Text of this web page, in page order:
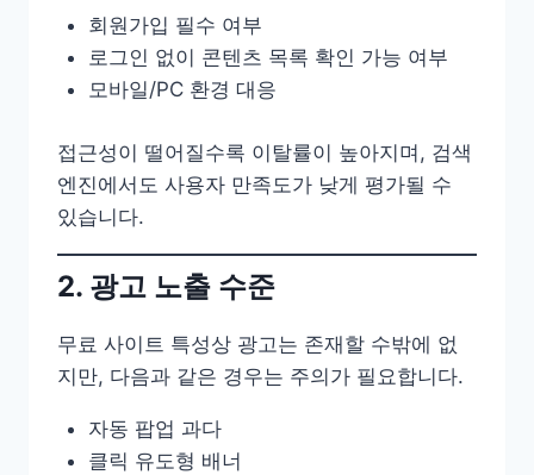
회원가입 필수 여부
로그인 없이 콘텐츠 목록 확인 가능 여부
모바일/PC 환경 대응
접근성이 떨어질수록 이탈률이 높아지며, 검색
엔진에서도 사용자 만족도가 낮게 평가될 수
있습니다.
2. 광고 노출 수준
무료 사이트 특성상 광고는 존재할 수밖에 없
지만, 다음과 같은 경우는 주의가 필요합니다.
자동 팝업 과다
클릭 유도형 배너